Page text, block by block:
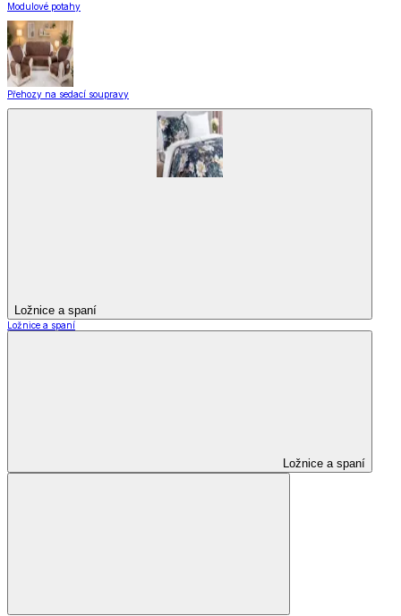
Modulové potahy
Přehozy na sedací soupravy
Ložnice a spaní
Ložnice a spaní
Ložnice a spaní